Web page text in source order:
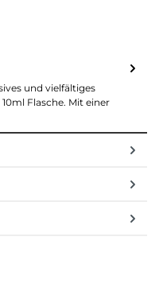
und vielfältiges
Flasche. Mit einer